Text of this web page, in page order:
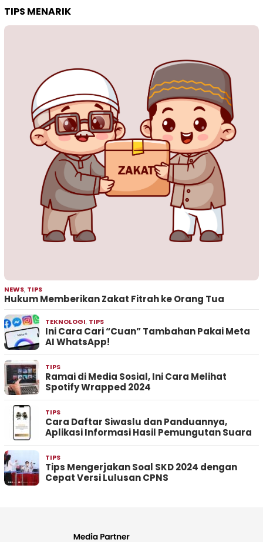
TIPS MENARIK
NEWS, TIPS
Hukum Memberikan Zakat Fitrah ke Orang Tua
TEKNOLOGI, TIPS
Ini Cara Cari “Cuan” Tambahan Pakai Meta
AI WhatsApp!
TIPS
Ramai di Media Sosial, Ini Cara Melihat
Spotify Wrapped 2024
TIPS
Cara Daftar Siwaslu dan Panduannya,
Aplikasi Informasi Hasil Pemungutan Suara
TIPS
Tips Mengerjakan Soal SKD 2024 dengan
Cepat Versi Lulusan CPNS